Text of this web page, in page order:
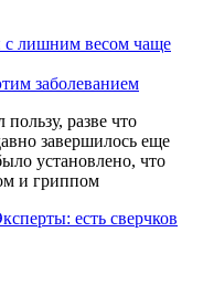
лишним весом чаще
заболеванием
разве что
завершилось еще
установлено, что
и гриппом
есть сверчков